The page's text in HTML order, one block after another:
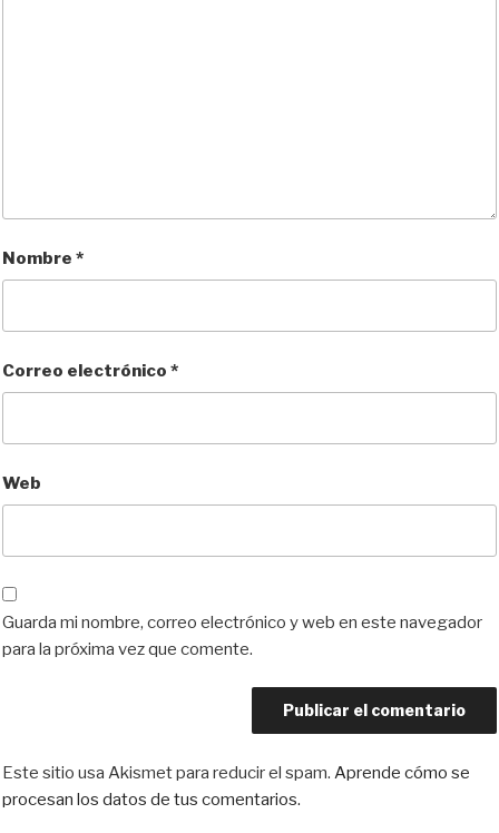
Nombre *
Correo electrónico *
Web
Guarda mi nombre, correo electrónico y web en este navegador
para la próxima vez que comente.
Este sitio usa Akismet para reducir el spam. Aprende cómo se
procesan los datos de tus comentarios.